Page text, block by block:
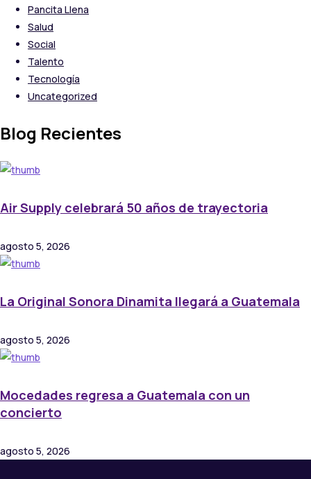
Pancita Llena
Salud
Social
Talento
Tecnología
Uncategorized
Blog Recientes
Air Supply celebrará 50 años de trayectoria
agosto 5, 2026
La Original Sonora Dinamita llegará a Guatemala
agosto 5, 2026
Mocedades regresa a Guatemala con un
concierto
agosto 5, 2026